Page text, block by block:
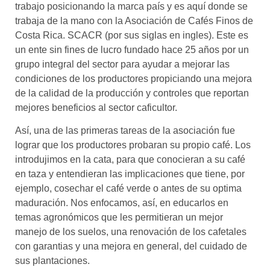
trabajo posicionando la marca país y es aquí donde se
trabaja de la mano con la Asociación de Cafés Finos de
Costa Rica. SCACR (por sus siglas en ingles). Este es
un ente sin fines de lucro fundado hace 25 años por un
grupo integral del sector para ayudar a mejorar las
condiciones de los productores propiciando una mejora
de la calidad de la producción y controles que reportan
mejores beneficios al sector caficultor.
Así, una de las primeras tareas de la asociación fue
lograr que los productores probaran su propio café. Los
introdujimos en la cata, para que conocieran a su café
en taza y entendieran las implicaciones que tiene, por
ejemplo, cosechar el café verde o antes de su optima
maduración. Nos enfocamos, así, en educarlos en
temas agronómicos que les permitieran un mejor
manejo de los suelos, una renovación de los cafetales
con garantias y una mejora en general, del cuidado de
sus plantaciones.